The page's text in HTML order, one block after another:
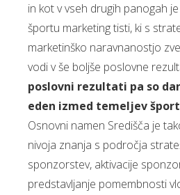
in kot v vseh drugih panogah
športu marketing tisti, ki s
marketinško naravnanostjo
vodi v še boljše poslovne
poslovni rezultati pa so
eden izmed temeljev
Osnovni namen Središča je
nivoja znanja s področja
sponzorstev, aktivacije
predstavljanje pomembnosti